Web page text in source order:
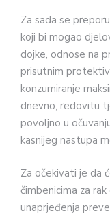
Za sada se
koji bi mogao
dojke, odnose na
prisutnim
konzumiranje
dnevno, redovitu
povoljno u
kasnijeg nastupa
Za očekivati je da
čimbenicima za
unaprjeđenja